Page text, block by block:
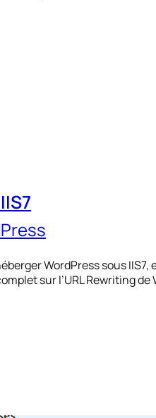
WordPress sous
sur l’URL Rewriting de